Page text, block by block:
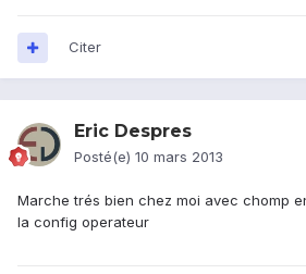
Citer
Eric Despres
Posté(e) 10 mars 2013
Marche trés bien chez moi avec chomp
la config operateur